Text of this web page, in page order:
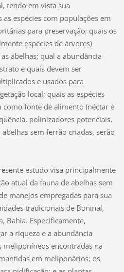
tendo em vista sua
espécies com populações em
para preservação; quais os
espécies de árvores)
abelhas; qual a abundância
e quais devem ser
e usados para
local; quais as espécies
como fonte de alimento (néctar e
polinizadores potenciais,
sem ferrão criadas, serão
estudo visa principalmente
atual da fauna de abelhas sem
manejos empregadas para sua
tradicionais de Boninal,
Bahia. Especificamente,
a riqueza e a abundância
meliponíneos encontradas na
em meliponários; os